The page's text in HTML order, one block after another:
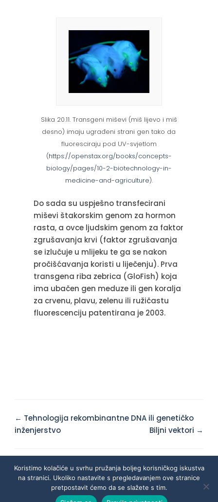
Slika 20.11. Transgeni miševi (miš lijevo i miš
desno) imaju ugrađeni strani gen tako da
fluoresciraju pod UV-svjetlom
(https://openstax.org/books/concepts-
biology/pages/10-2-biotechnology-in-
medicine-and-agriculture).
Do sada su uspješno transfecirani
miševi štakorskim genom za hormon
rasta, a ovce ljudskim genom za faktor
zgrušavanja krvi (faktor zgrušavanja
se izlučuje u mlijeku te ga se nakon
pročišćavanja koristi u liječenju). Prva
transgena riba zebrica (GloFish) koja
ima ubačen gen meduze ili gen koralja
za crvenu, plavu, zelenu ili ružičastu
fluorescenciju patentirana je 2003.
Doc
navigation
← Tehnologija rekombinantne DNA ili genetičko
inženjerstvo
Biljni vektori →
© Mrežni udžbenik iz genetike 2026.
Koristimo kolačiće u svrhu pružanja boljeg korisničkog iskustva
na stranici. Ukoliko nastavite s pregledavanjem ove stranice
pretpostavit ćemo da se slažete s tim.